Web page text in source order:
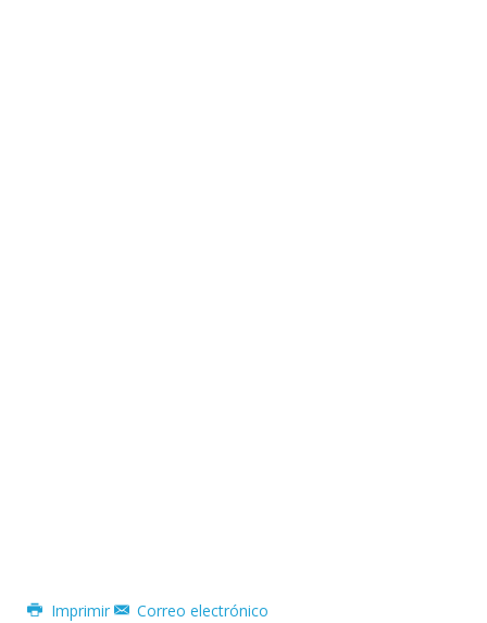
Imprimir Correo electrónico